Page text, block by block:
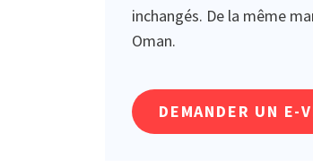
inchangés. De la même
Oman.
DEMANDER UN E-